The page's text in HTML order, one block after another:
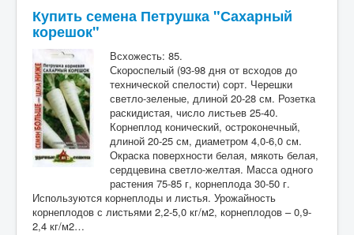
Купить семена Петрушка "Сахарный
корешок"
Всхожесть: 85.
Скороспелый (93-98 дня от всходов до
технической спелости) сорт. Черешки
светло-зеленые, длиной 20-28 см. Розетка
раскидистая, число листьев 25-40.
Корнеплод конический, остроконечный,
длиной 20-25 см, диаметром 4,0-6,0 см.
Окраска поверхности белая, мякоть белая,
сердцевина светло-желтая. Масса одного
растения 75-85 г, корнеплода 30-50 г.
Используются корнеплоды и листья. Урожайность
корнеплодов с листьями 2,2-5,0 кг/м2, корнеплодов – 0,9-
2,4 кг/м2…